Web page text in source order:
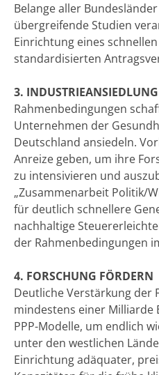
Belange aller
übergreifende Studien
Einrichtung eines
standardisierten
3. INDUSTRIEANSIEDLUNG
Rahmenbedingungen
Unternehmen der
Deutschland ansiedeln.
Anreize geben, um ihre
zu intensivieren und
„Zusammenarbeit Politik/
für deutlich schnellere
nachhaltige
der Rahmenbedingungen
4. FORSCHUNG FÖRDERN
Deutliche Verstärkung der
mindestens einer Milliarde
PPP-Modelle, um endlich
unter den westlichen
Einrichtung adäquater,